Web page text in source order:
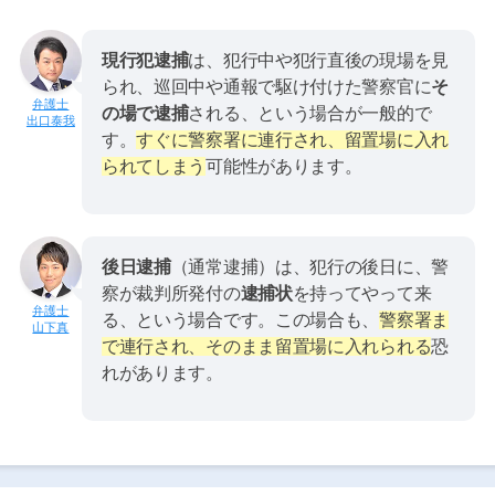
出口泰我
現行犯逮捕は、犯行中や犯行直後の現場を見
られ、巡回中や通報で駆け付けた警察官にそ
の場で逮捕される、という場合が一般的で
す。すぐに警察署に連行され、留置場に入れ
られてしまう可能性があります。
山下真
後日逮捕（通常逮捕）は、犯行の後日に、警
察が裁判所発付の逮捕状を持ってやって来
る、という場合です。この場合も、警察署ま
で連行され、そのまま留置場に入れられる恐
れがあります。